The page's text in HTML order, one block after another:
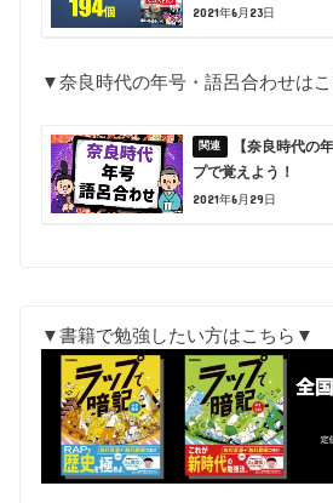
2021年6月23日
▼奈良時代の年号・語呂合わせは
【奈良時代の
プで覚えよう！
2021年6月29日
▼書籍で勉強したい方はこちら▼